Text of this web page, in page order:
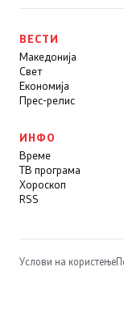
ВЕСТИ
Македонија
Свет
Економија
Прес-релис
ИНФО
Време
ТВ програма
Хороскоп
RSS
Услови на користење